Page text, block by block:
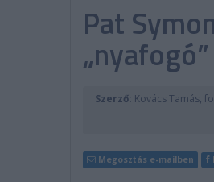
Pat
Szerző: Kovács Tamás,
Megosztás e-mailben